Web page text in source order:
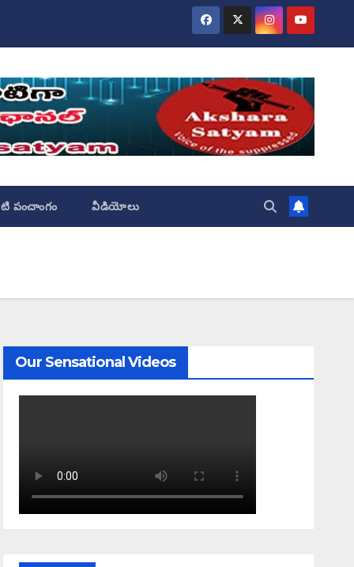
పంచాంగం వీడియోలు
Our Sensational Videos